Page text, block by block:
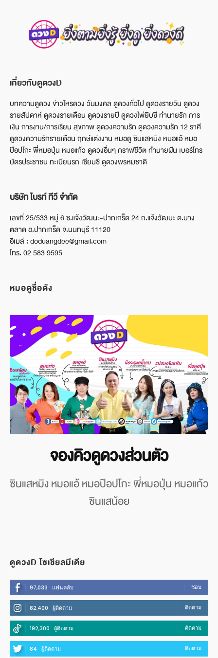
เกี่ยวกับดูดวงD
บทความดูดวง ข่าวโหรดวง วันมงคล ดูดวงทั่วไป ดูดวงรายวัน ดูดวง
รายสัปดาห์ ดูดวงรายเดือน ดูดวงรายปี ดูดวงไพ่ยิบซี ทำนายรัก การ
เงิน การงาน/การเรียน สุขภาพ ดูดวงความรัก ดูดวงความรัก 12 ราศี
ดูดวงความรักรายเดือน ฤกษ์แต่งงาน หมอดู ซินแสหมิง หมอแอ้ หมอ
ป๊อปโกะ พี่หมอปุ่น หมอแก้ว ดูดวงอื่นๆ กราฟชีวิต ทำนายฝัน เบอร์โทร
บัตรประชาชน ทะเบียนรถ เซียมซี ดูดวงพรหมชาติ
บริษัท ไบรท์ ทีวี จำกัด
เลขที่ 25/533 หมู่ 6 ซ.แจ้งวัฒนะ-ปากเกร็ด 24 ถ.แจ้งวัฒนะ ต.บาง
ตลาด อ.ปากเกร็ด จ.นนทบุรี 11120
อีเมล์ : doduangdee@gmail.com
โทร. 02 583 9595
หมอดูชื่อดัง
จองคิวดูดวงส่วนตัว
ซินแสหมิง หมอแอ้ หมอป๊อปโกะ พี่หมอปุ่น หมอแก้ว
ซินแสน้อย
ดูดวงD โซเชียลมีเดีย
97,033 แฟนคลับ ชอบ
82,400 ผู้ติดตาม ติดตาม
192,300 ผู้ติดตาม ติดตาม
84 ผู้ติดตาม ติดตาม